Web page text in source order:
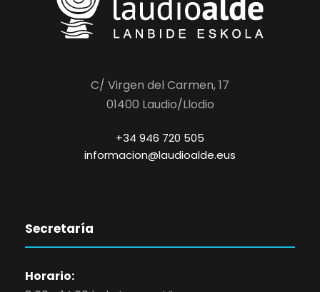
C/ Virgen del Carmen, 17
01400 Laudio/Llodio
+34 946 720 505
informacion@laudioalde.eus
Secretaría
Horario: